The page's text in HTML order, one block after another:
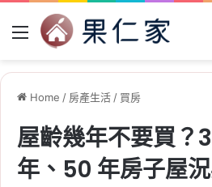
Menu
Home / 房產生活/ 買房
屋齡幾年不要買？
年、50 年房子屋